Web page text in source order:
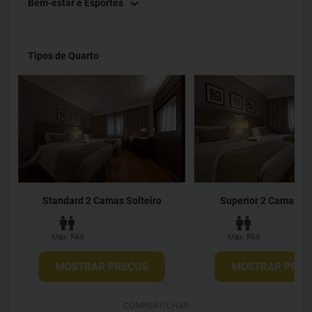
Bem-estar e Esportes
Tipos de Quarto
Standard 2 Camas Solteiro
Max. PAX
MOSTRAR PREÇOS
Superior 2 Camas
Max. PAX
MOSTRAR